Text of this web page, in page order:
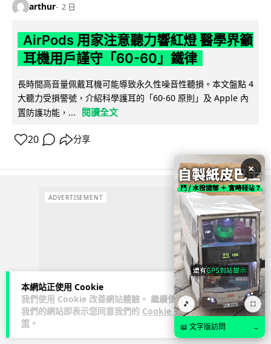
本網站正使用 Cookie
我們使用 Cookie 改善網站體驗。 繼續使用
我們的網站即表示您同意我們的 Cookie 政
策 。
arthur 2 日
AirPods 用家注意聽力響紅燈 醫學界籲
耳機用戶謹守「60-60」鐵律
長時間高音量佩戴耳機可能導致永久性噪音性聽損。本文盤點 4
大聽力受損警號，介紹科學護耳的「60-60 原則」及 Apple 內
置防護功能，...
閱讀全文
20 分享
ADVERTISEMENT
×
🎵 ⛶
📖 文字版訪問 →